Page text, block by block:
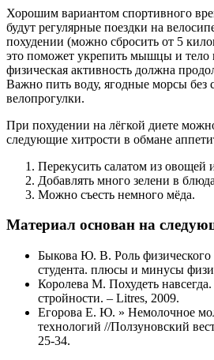
Хорошим вариантом спортивного
будут регулярные поездки на
похудении (можно сбросить от 5
это поможет укрепить мышцы и тело
физическая активность должна
Важно пить воду, ягодные морсы без
велопрогулки.
При похудении на лёгкой диете
следующие хитрости в обмане
Перекусить салатом из овощей
Добавлять много зелени в
Можно съесть немного мёда.
Материал основан на
Быкова Ю. В. Роль физического
студента. плюсы и минусы
Королева М. Похудеть
стройности. – Litres, 2009.
Егорова Е. Ю. » Немолочное
технологий //Ползуновский
25-34.